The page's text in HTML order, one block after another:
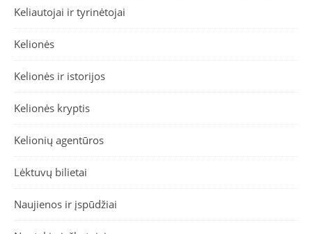
Keliautojai ir tyrinėtojai
Kelionės
Kelionės ir istorijos
Kelionės kryptis
Kelionių agentūros
Lėktuvų bilietai
Naujienos ir įspūdžiai